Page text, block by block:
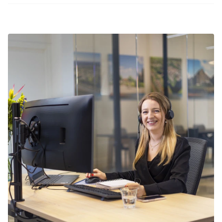
Dan kun je natuurlijk ook heerlijk tot rust komen
in je fijne accommodatie.
verken natuurgebieden en bezoek de dierentuin
een afwisselende en onvergetelijke vakantie.